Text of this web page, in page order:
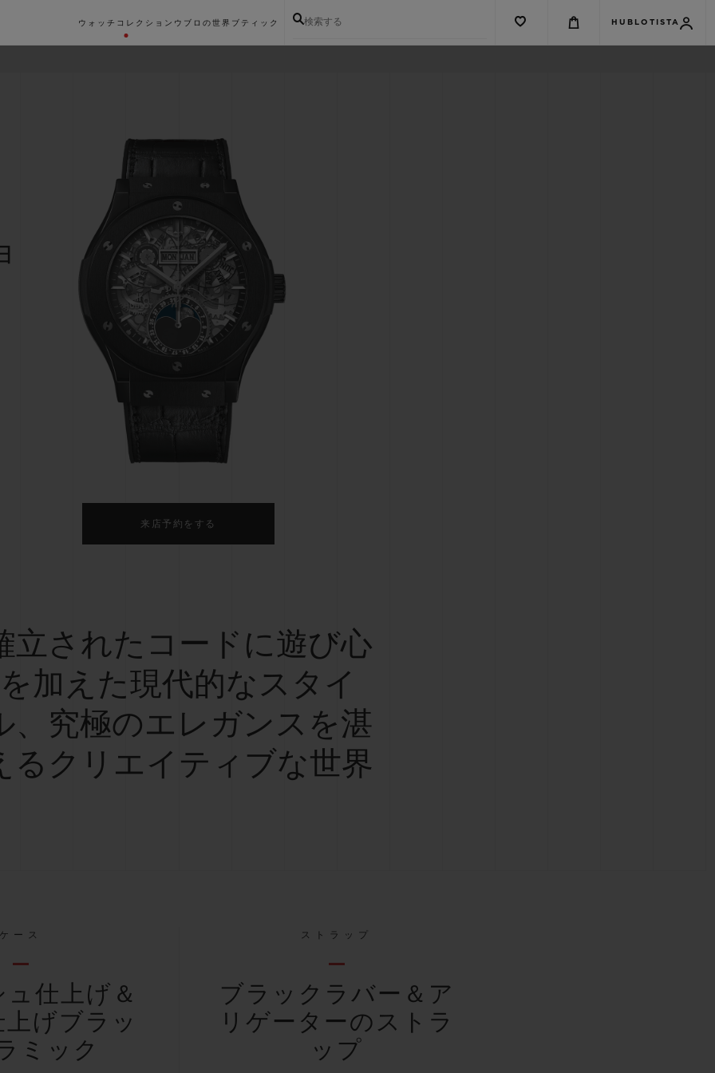
ウォッチコレクション ウブロの世界 ブティック 検索する HUBLOTISTA
来店予約をする
立されたコードに遊び心
を加えた現代的なスタイ
、究極のエレガンスを湛
るクリエイティブな世界
ース
仕上げ＆
げブラッ
ミック
ストラップ
ブラックラバー＆ア
リゲーターのストラ
ップ
スピリット オブ ビッグ・バン
エッセンシャル トープ
配送日数 送料＆返品無料